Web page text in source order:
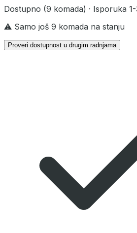
Dostupno (9 komada) · Isporuka
⚠️ Samo još 9 komada na stanju
Proveri dostupnost u drugim radnjama